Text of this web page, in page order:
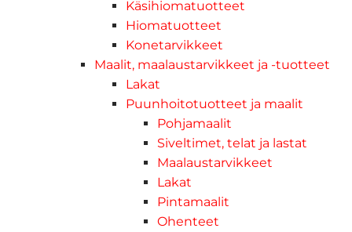
Käsihiomatuotteet
Hiomatuotteet
Konetarvikkeet
Maalit, maalaustarvikkeet ja -tuotteet
Lakat
Puunhoitotuotteet ja maalit
Pohjamaalit
Siveltimet, telat ja lastat
Maalaustarvikkeet
Lakat
Pintamaalit
Ohenteet